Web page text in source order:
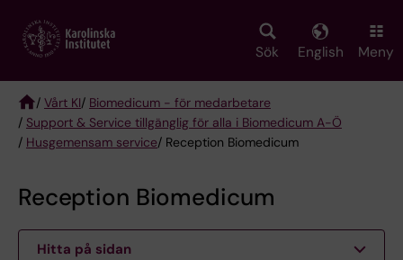
main
Sök English Meny
Breadcrumb
/ Vårt KI/ Biomedicum - för medarbetare
/ Support & Service tillgänglig för alla i Biomedicum A-Ö
/ Husgemensam service/ Reception Biomedicum
Reception Biomedicum
Hitta på sidan